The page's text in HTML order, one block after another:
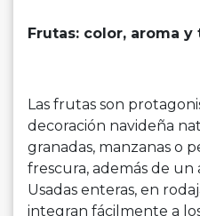
Frutas: color, aroma y
Las frutas son
decoración navideña
granadas, manzanas o
frescura, además de un
Usadas enteras, en
integran fácilmente a